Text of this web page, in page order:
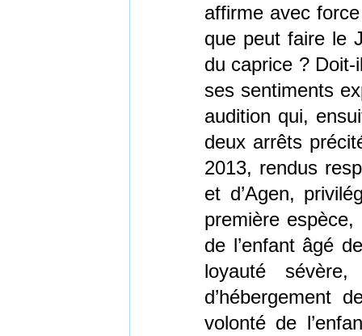
affirme avec
que peut faire le
du caprice ? Doit-
ses sentiments
audition qui,
deux arrêts
2013, rendus
et d’Agen,
première espèce,
de l’enfant âgé
loyauté
d’hébergement
volonté de